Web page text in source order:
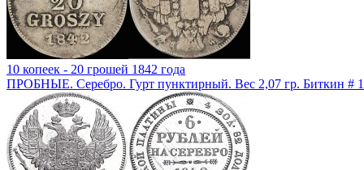
10 копеек - 20 грошей 1842 года
ПРОБНЫЕ. Серебро. Гурт пунктирный. Вес 2,07 гр. Биткин #